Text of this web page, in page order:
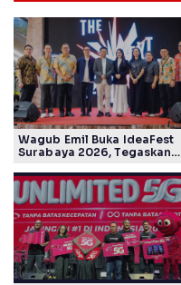
Wagub Emil Buka IdeaFest
Surabaya 2026, Tegaskan
Timur